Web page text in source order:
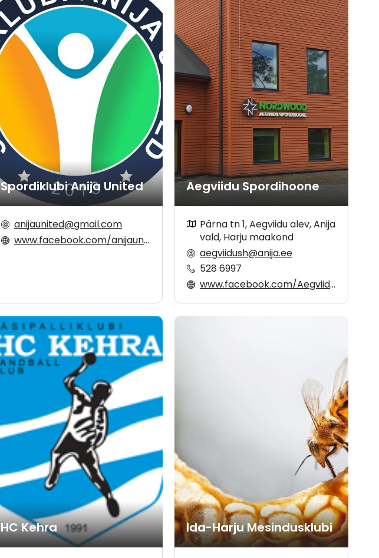
Spordiklubi Anija United
anijaunited@gmail.com
www.facebook.com/anijaunited
Aegviidu Spordihoone
Pärna tn 1, Aegviidu alev, Anija
vald, Harju maakond
aegviidush@anija.ee
528 6997
www.facebook.com/Aegviidu-Spordihoone-468129893676074
HC Kehra Ida-Harju Mesindusklubi